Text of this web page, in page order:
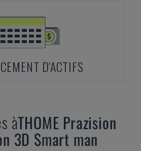
D'ACTIFS
àTHOME Prazision
3D Smart man